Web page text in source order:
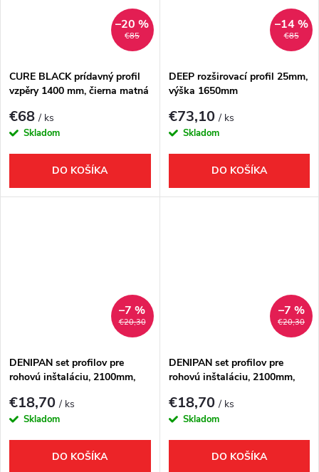
€85
–20 %
CURE BLACK prídavný profil
vzpěry 1400 mm, čierna matná
€68/ ks
Skladom
DO KOŠÍKA
€85
–14 %
DEEP rozširovací profil 25mm,
výška 1650mm
€73,10/ ks
Skladom
DO KOŠÍKA
€20,30
–7 %
DENIPAN set profilov pre
rohovú inštaláciu, 2100mm,
€18,70/ ks
Skladom
DO KOŠÍKA
€20,30
–7 %
DENIPAN set profilov pre
rohovú inštaláciu, 2100mm,
€18,70/ ks
Skladom
DO KOŠÍKA